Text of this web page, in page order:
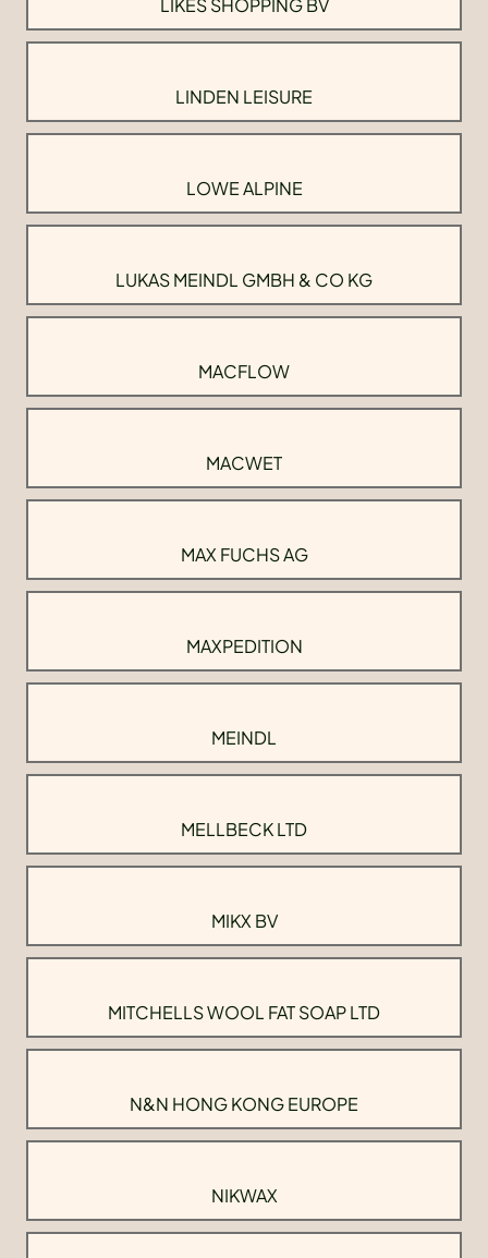
LIKES SHOPPING BV
LINDEN LEISURE
LOWE ALPINE
LUKAS MEINDL GMBH & CO KG
MACFLOW
MACWET
MAX FUCHS AG
MAXPEDITION
MEINDL
MELLBECK LTD
MIKX BV
MITCHELLS WOOL FAT SOAP LTD
N&N HONG KONG EUROPE
NIKWAX